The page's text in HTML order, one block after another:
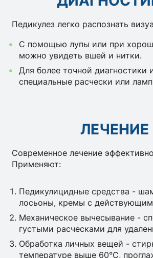
Педикулез легко распознать
С помощью лупы или при
можно увидеть вшей и нитки.
Для более точной диагностики
специальные расчески или
ЛЕЧЕНИЕ
Современное лечение
Применяют:
Педикулицидные средства -
лосьоны, кремы с
Механическое вычесывание -
густыми расческами для
Обработка личных вещей -
температуре выше 60°C,